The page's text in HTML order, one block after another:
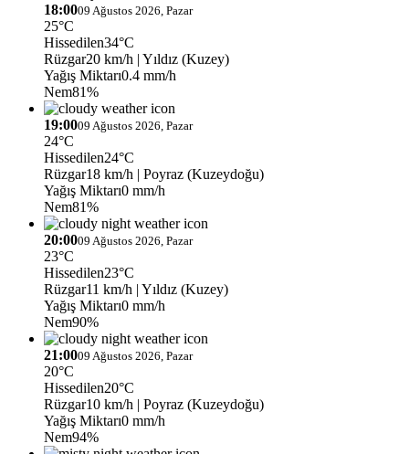
18:0009 Ağustos 2026, Pazar
25°C
Hissedilen34°C
Rüzgar20 km/h | Yıldız (Kuzey)
Yağış Miktarı0.4 mm/h
Nem81%
19:0009 Ağustos 2026, Pazar
24°C
Hissedilen24°C
Rüzgar18 km/h | Poyraz (Kuzeydoğu)
Yağış Miktarı0 mm/h
Nem81%
20:0009 Ağustos 2026, Pazar
23°C
Hissedilen23°C
Rüzgar11 km/h | Yıldız (Kuzey)
Yağış Miktarı0 mm/h
Nem90%
21:0009 Ağustos 2026, Pazar
20°C
Hissedilen20°C
Rüzgar10 km/h | Poyraz (Kuzeydoğu)
Yağış Miktarı0 mm/h
Nem94%